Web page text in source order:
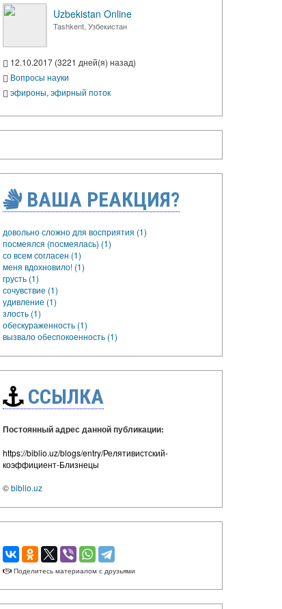
Uzbekistan Online
Tashkent, Узбекистан
12.10.2017 (3221 дней(я) назад)
Вопросы науки
эфироны, эфирный поток
ВАША РЕАКЦИЯ?
довольно сложно для восприятия (1)
посмеялся (посмеялась) (1)
со всем согласен (1)
меня вдохновило! (1)
грусть (1)
сочувствие (1)
удивление (1)
злость (1)
обескураженность (1)
вызвало обеспокоенность (1)
ССЫЛКА
Постоянный адрес данной публикации:
https://biblio.uz/blogs/entry/Релятивистский-
коэффициент-Близнецы
©biblio.uz
Поделитесь материалом с друзьями